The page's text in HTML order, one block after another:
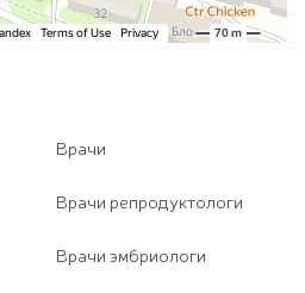
Врачи
Врачи репродуктологи
Врачи эмбриологи